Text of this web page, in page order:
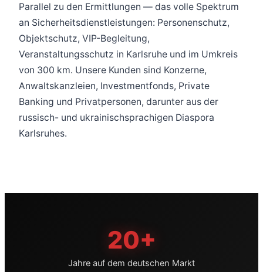
Parallel zu den Ermittlungen — das volle Spektrum
an Sicherheitsdienstleistungen: Personenschutz,
Objektschutz, VIP-Begleitung,
Veranstaltungsschutz in Karlsruhe und im Umkreis
von 300 km. Unsere Kunden sind Konzerne,
Anwaltskanzleien, Investmentfonds, Private
Banking und Privatpersonen, darunter aus der
russisch- und ukrainischsprachigen Diaspora
Karlsruhes.
20+
Jahre auf dem deutschen Markt